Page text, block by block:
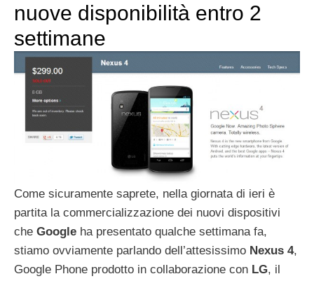
nuove disponibilità entro 2
settimane
Come sicuramente saprete, nella giornata di ieri è
partita la commercializzazione dei nuovi dispositivi
che Google ha presentato qualche settimana fa,
stiamo ovviamente parlando dell’attesissimo Nexus 4,
Google Phone prodotto in collaborazione con LG, il